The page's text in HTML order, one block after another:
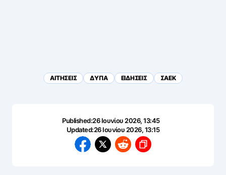
ΑΙΤΗΣΕΙΣ ΔΥΠΑ ΕΙΔΗΣΕΙΣ ΣΑΕΚ
Published:26 Ιουνίου 2026, 13:45
Updated:26 Ιουνίου 2026, 13:15